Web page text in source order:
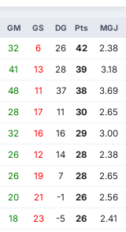
GM GS DG Pts MGJ
32 6 26 42
2.38
41 13 28 39
3.18
48 11 37 38
3.69
28 17 11 30
2.65
32 16 16 29
3.00
26 12 14 28
2.38
26 19 7 28
2.65
20 21 -1 26
2.56
18 23 -5 26
2.41